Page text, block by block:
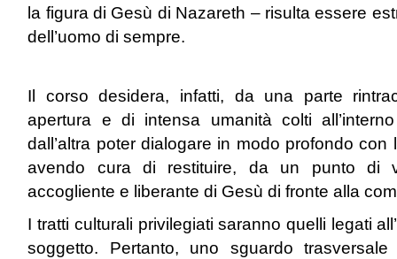
la figura di Gesù di Nazareth – risulta essere
dell’uomo di sempre.
Il corso desidera, infatti, da una parte
apertura e di intensa umanità colti
dall’altra poter dialogare in modo profondo con
avendo cura di restituire, da un punto di
accogliente e liberante di Gesù di fronte alla
I tratti culturali privilegiati saranno quelli legati
soggetto. Pertanto, uno sguardo trasversale